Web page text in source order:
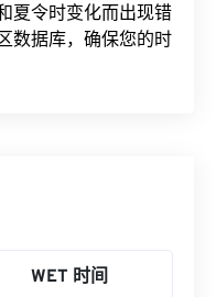
夏令时变化而出现错
数据库，确保您的时
WET 时间